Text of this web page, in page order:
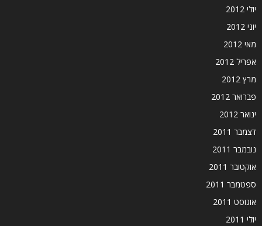
יולי 2012
יוני 2012
מאי 2012
אפריל 2012
מרץ 2012
פברואר 2012
ינואר 2012
דצמבר 2011
נובמבר 2011
אוקטובר 2011
ספטמבר 2011
אוגוסט 2011
יולי 2011